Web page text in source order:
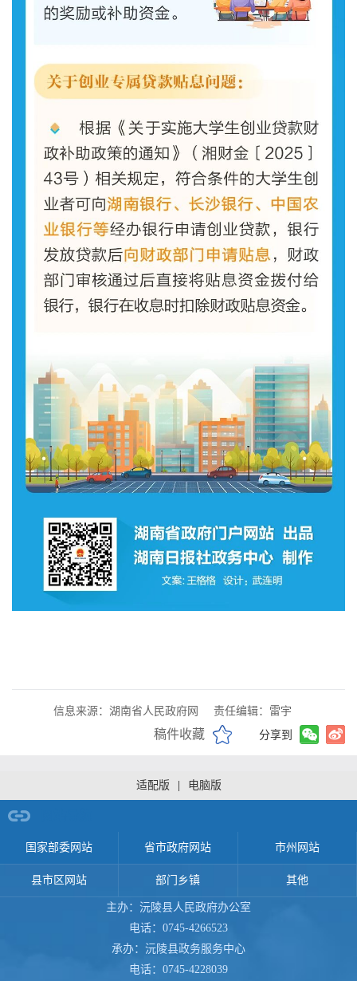
信息来源：湖南省人民政府网 责任编辑：雷宇
稿件收藏 分享到
适配版 电脑版
国家部委网站 省市政府网站 市州网站
县市区网站 部门乡镇 其他
主办：沅陵县人民政府办公室
电话：0745-4266523
承办：沅陵县政务服务中心
电话：0745-4228039